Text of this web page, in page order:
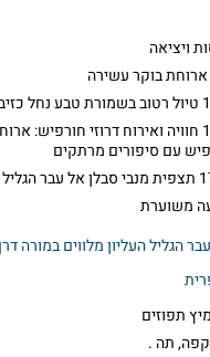
15:00-16:30 חוויה ואירוח דרוזי
עם סיפורים מרתקים
הגליל העליון מלווים במורה
תפוזים
תה .